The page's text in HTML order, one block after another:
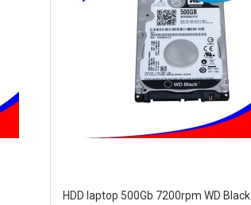
HDD laptop 500Gb 7200rpm WD Black